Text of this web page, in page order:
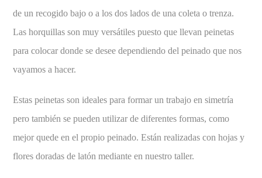
de un recogido bajo o a los dos lados de una coleta o trenza.
Las horquillas son muy versátiles puesto que llevan peinetas
para colocar donde se desee dependiendo del peinado que nos
vayamos a hacer.
Estas peinetas son ideales para formar un trabajo en simetría
pero también se pueden utilizar de diferentes formas, como
mejor quede en el propio peinado. Están realizadas con hojas y
flores doradas de latón mediante en nuestro taller.